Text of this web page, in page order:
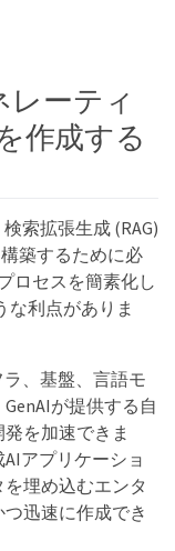
レーティ
作成する
索拡張生成 (RAG)
築するために必
ロセスを簡素化し
な利点がありま
、基盤、言語モ
が提供する自
を加速できま
アプリケーショ
埋め込むエンタ
迅速に作成でき